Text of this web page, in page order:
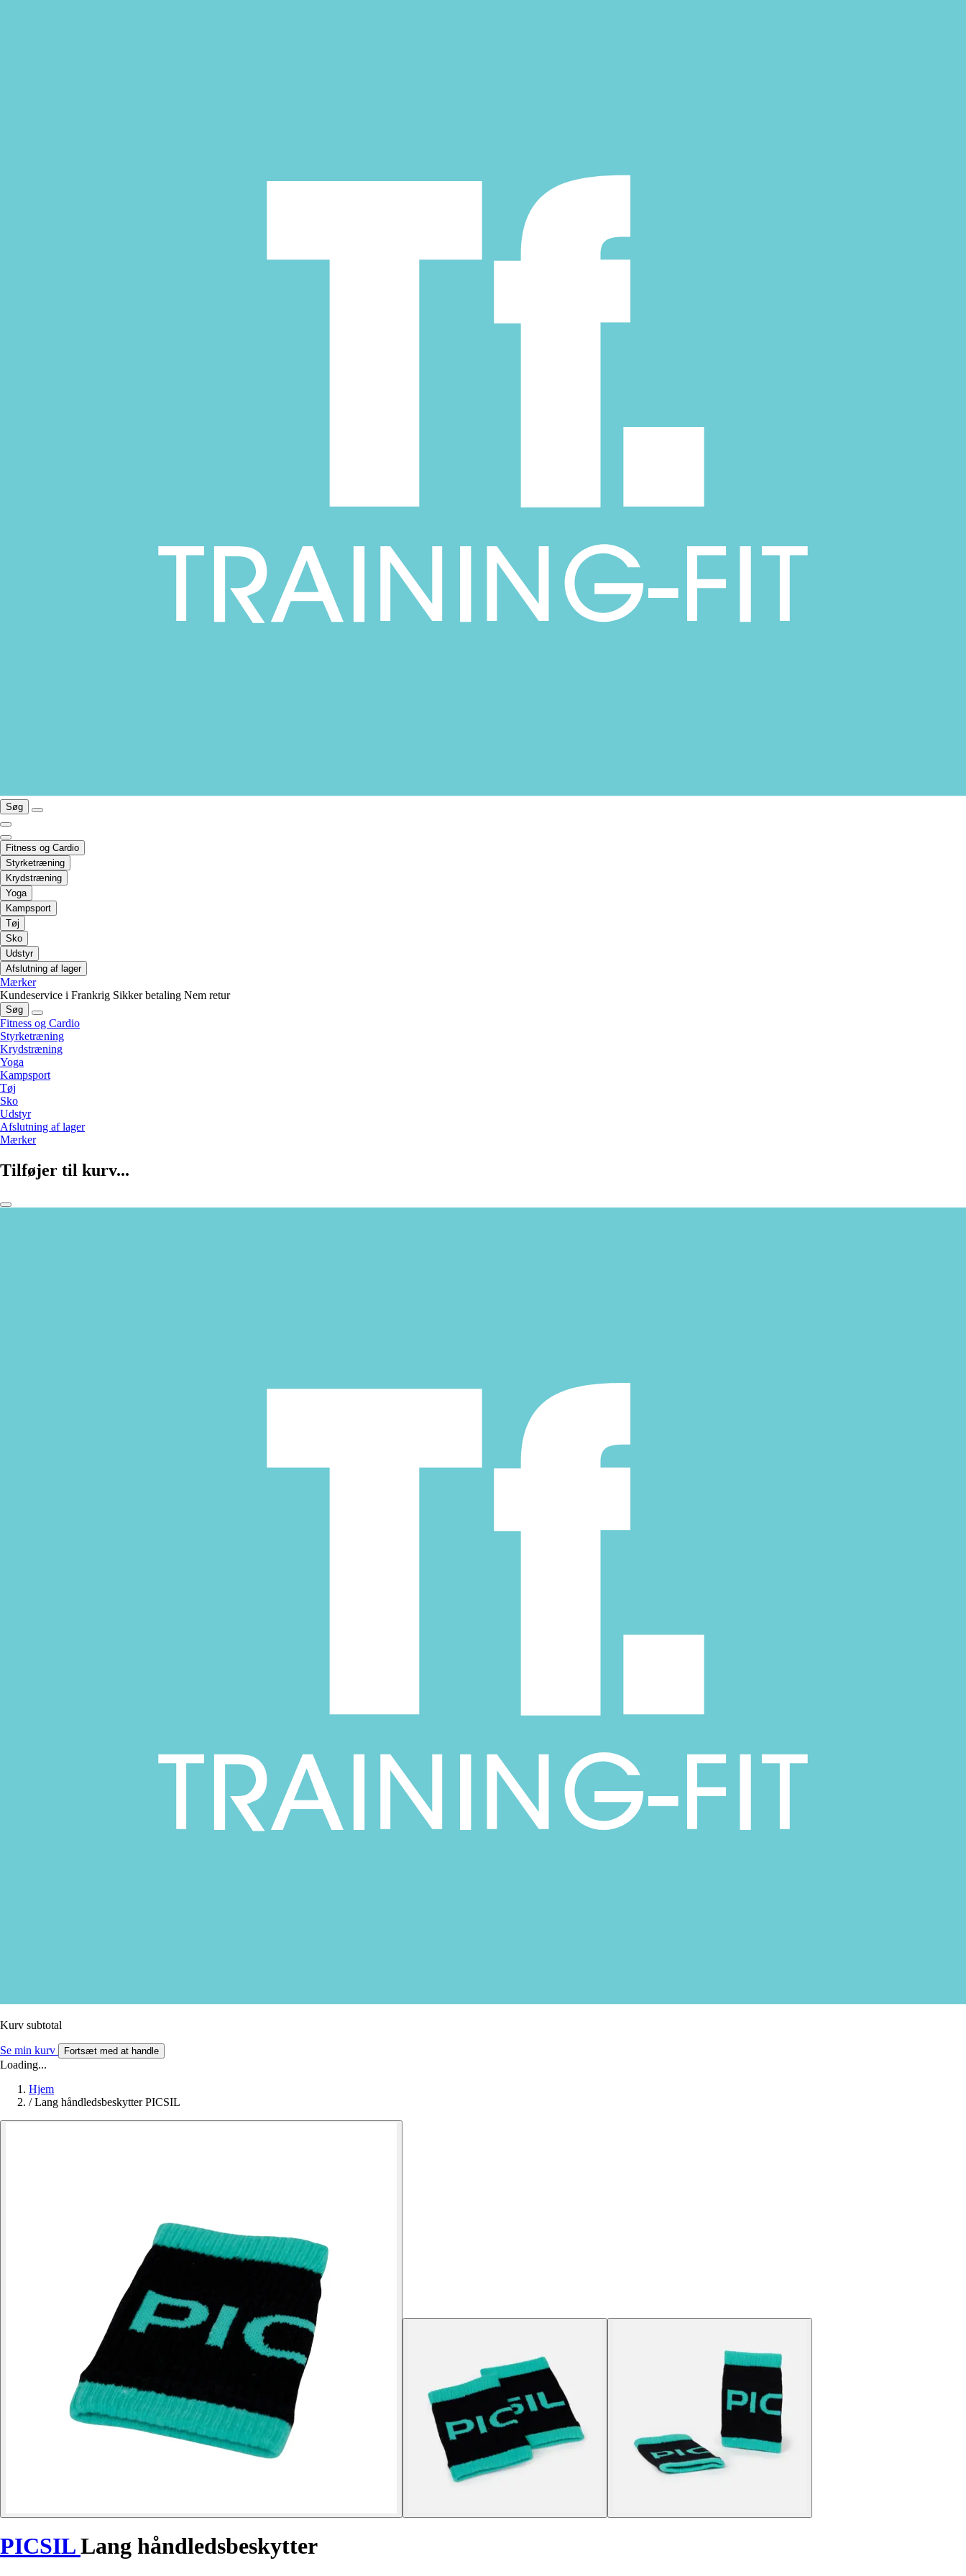
Søg
Fitness og Cardio
Styrketræning
Krydstræning
Yoga
Kampsport
Tøj
Sko
Udstyr
Afslutning af lager
Mærker
Kundeservice i Frankrig Sikker betaling Nem retur
Søg
Fitness og Cardio
Styrketræning
Krydstræning
Yoga
Kampsport
Tøj
Sko
Udstyr
Afslutning af lager
Mærker
Tilføjer til kurv...
Kurv subtotal
Se min kurv Fortsæt med at handle
Loading...
Hjem
/ Lang håndledsbeskytter PICSIL
PICSILLang håndledsbeskytter